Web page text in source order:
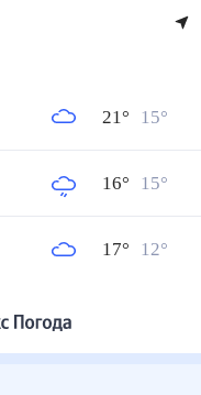
21° 15°
16° 15°
17° 12°